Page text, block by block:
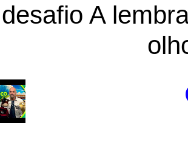
desafio A